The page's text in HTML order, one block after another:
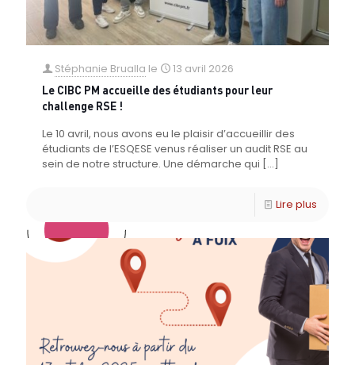
Stéphanie Brualla le 13 avril 2026
Le CIBC PM accueille des étudiants pour leur
challenge RSE !
Le 10 avril, nous avons eu le plaisir d’accueillir des
étudiants de l’ESQESE venus réaliser un audit RSE au
sein de notre structure. Une démarche qui […]
Lire plus